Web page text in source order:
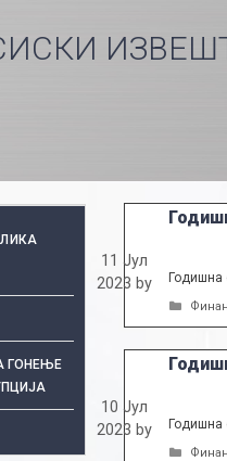
11 Јул
2023 by Годишна
10 Јул
2023 by Годишна
ГОНЕЊЕ